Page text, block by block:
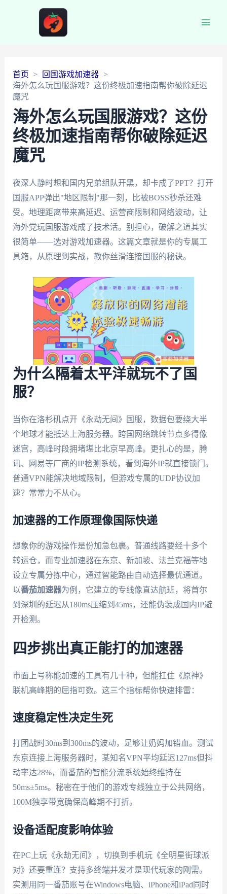
首页
回国游戏加速器
海外怎么玩国服游戏？这份终极加速指南帮你破除延迟
魔咒
海外怎么玩国服游戏？这份
终极加速指南帮你破除延迟
魔咒
夜深人静时想和国内兄弟组队开黑，却卡成了PPT？打开
国服APP弹出"地区限制"那一刻，比被BOSS秒杀还难
受。地理距离带来高延迟、运营商限制和网络波动，让
海外党玩国服游戏成了技术活。别担心，破解之道其实
很简单——选对游戏加速器。这篇文章就是你的专属工
具箱，从原理到实战，教你丝滑连接国服的秘诀。
为什么隔着太平洋就玩不了国
服？
当你在洛杉矶点开《永劫无间》国服，数据包要绕大半
个地球才能抵达上海服务器。跨国网络跳转节点多得像
迷宫，高峰时段拥堵堪比北京早高峰。更扎心的是，腾
讯、网易等厂商的IP检测系统，看到海外IP就直接锁门。
普通VPN能解决地域限制，但游戏专属的UDP协议加
速？常常力不从心。
加速器的工作原理像国际快递
想象你的游戏操作是份加急包裹。普通线路要经十多个
转运仓，而专业加速器在东京、新加坡、法兰克福等地
设立专属分拣中心，通过智能路由自动选择最优通道。
以番茄加速器为例，它建立的专线像直达航班，将首尔
到深圳的延迟从180ms压缩到45ms，还能伪装成国内IP避
开检测。
四步挑出真正能打的加速器
市面上号称能加速的工具有几十种，但能扛住《原神》
联机高峰期的屈指可数。这三个指标帮你快速排雷：
速度稳定性决定生死
打团战时30ms到300ms的波动，足够让奶妈加错血。测试
东京连接上海服务器时，某知名VPN平均延迟127ms但抖
动率达28%，而番茄的智能分流系统始终维持在
50ms±5ms。秘密在于他们的游戏专线独立于公共网络，
100M独享带宽确保高峰期不打折。
设备适配度影响体验
在PC上玩《永劫无间》，切换到手机玩《全明星街球派
对》还要重连？支持多终端并发才是现代玩家的刚需。
实测用同一番茄账号在Windows电脑、iPhone和iPad同时